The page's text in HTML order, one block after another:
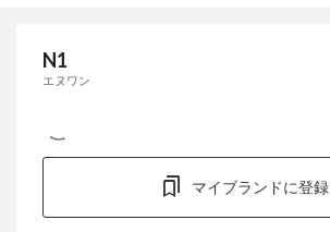
N1
エヌワン
マイブランドに登録